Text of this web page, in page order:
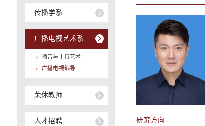
传播学系
广播电视艺术系
> 播音与主持艺术
> 广播电视编导
荣休教师
人才招聘 研究方向